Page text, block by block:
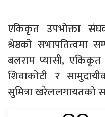
एकिकृत उपभोक्ता
श्रेष्ठको सभापतित्वमा
बलराम प्यासी,
शिवाकोटी र
सुमित्रा खरेललगायतको